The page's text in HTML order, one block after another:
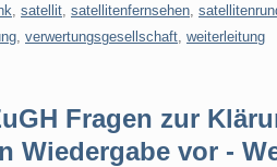
satellit satellitenfernsehen
verwertungsgesellschaft weiterleitung
Fragen zur
Wiedergabe vor -